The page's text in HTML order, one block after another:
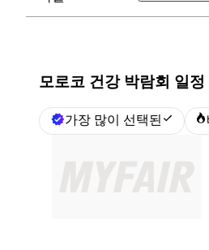
모로코 건강박람회 일정
가장 많이 선택된